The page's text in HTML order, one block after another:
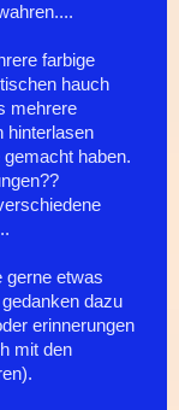
farbige
hauch
mehrere
hinterlasen
haben.
gerne etwas
dazu
erinnerungen
mit den